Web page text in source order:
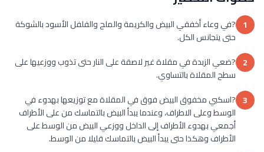
1 ?في وعاء أخفقي البيض والكريمة والملح والفلفل الأسود بالشوكة
حتى يتجانس الكل.
2 ?ضعي الزبدة في مقلاة غير لاصقة على النار حتى تذوب ووزعيها على
سطح المقلاة بالتساوي.
3 ?اسكبي مخفوق البيض فوق في المقلاة مع توزيعها بهدوء في
الوسط وعلى الاطراف، وعندما يبدأ البيض بالتماسك من على الأطراف
أجمعي بهدوء الأطراف إلى الداخل ووزعي البيض من الوسط على
الأطراف وهكذا حتى يبدأ البيض بالتماسك قليلا من الوسط.